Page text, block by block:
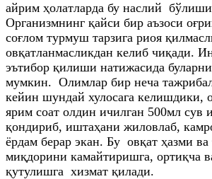
айрим ҳолатларда бу наслий
Организмнинг қайси бир аъзоси
соғлом турмуш тарзига риоя
овқатланмасликдан келиб чиқади.
эътибор қилиши натижасида
мумкин. Олимлар бир неча
кейин шундай хулосага келишдики,
ярим соат олдин ичилган 500мл сув
қондириб, иштаҳани жиловлаб,
ёрдам берар экан. Бу овқат ҳазми ва
миқдорини камайтиришга, ортиқча
қутулишга хизмат қилади.